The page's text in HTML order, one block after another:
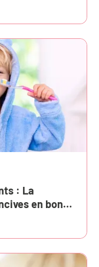
: La
en bonne